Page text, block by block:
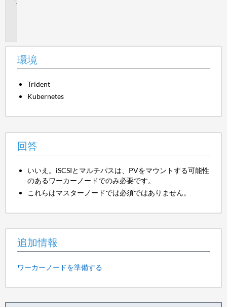
環境
Trident
Kubernetes
回答
いいえ。iSCSIとマルチパスは、PVをマウントする可能性
のあるワーカーノードでのみ必要です。
これらはマスターノードでは必須ではありません。
追加情報
ワーカーノードを準備する